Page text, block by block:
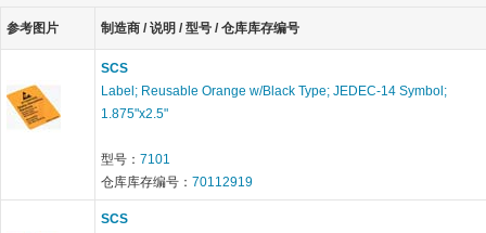
参考图片 制造商 / 说明 / 型号 / 仓库库存编号
SCS
Label; Reusable Orange w/Black Type; JEDEC-14 Symbol;
1.875"x2.5"
型号： 7101
仓库库存编号： 70112919
SCS